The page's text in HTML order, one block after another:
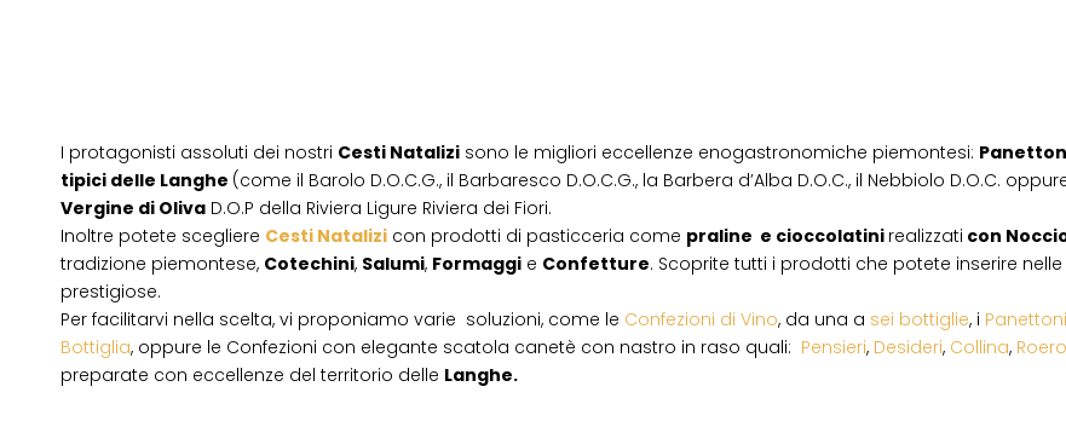
I protagonisti assoluti dei nostri Cesti Natalizi sono le migliori eccellenze enogastronomiche piemontesi:
tipici delle Langhe (come il Barolo D.O.C.G., il Barbaresco D.O.C.G., la Barbera d’Alba D.O.C., il Nebbiolo D.O.C.
Vergine di Oliva D.O.P della Riviera Ligure Riviera dei Fiori.
Inoltre potete scegliere Cesti Natalizi con prodotti di pasticceria come praline e cioccolatini realizzati con
tradizione piemontese, Cotechini, Salumi, Formaggi e Confetture. Scoprite tutti i prodotti che potete inserire
prestigiose.
Per facilitarvi nella scelta, vi proponiamo varie soluzioni, come le Confezioni di Vino, da una a sei bottiglie, i
Bottiglia, oppure le Confezioni con elegante scatola canetè con nastro in raso quali: Pensieri, Desideri, Collina, Roero
preparate con eccellenze del territorio delle Langhe.